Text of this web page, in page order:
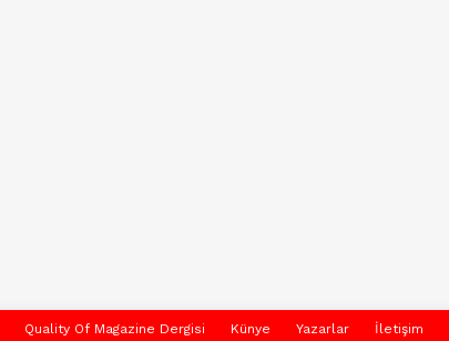
Quality Of Magazine Dergisi Künye Yazarlar İletişim